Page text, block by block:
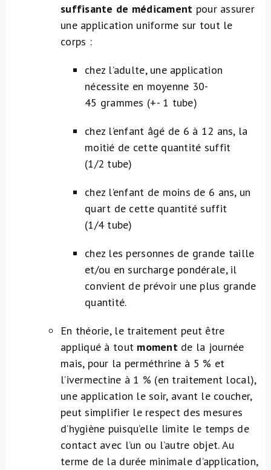
suffisante de médicament pour assurer
une application uniforme sur tout le
corps :
chez l’adulte, une application
nécessite en moyenne 30-
45 grammes (+- 1 tube)
chez l’enfant âgé de 6 à 12 ans, la
moitié de cette quantité suffit
(1/2 tube)
chez l’enfant de moins de 6 ans, un
quart de cette quantité suffit
(1/4 tube)
chez les personnes de grande taille
et/ou en surcharge pondérale, il
convient de prévoir une plus grande
quantité.
En théorie, le traitement peut être
appliqué à tout momentde la journée
mais, pour la perméthrine à 5 % et
l’ivermectine à 1 % (en traitement local),
une application le soir, avant le coucher,
peut simplifier le respect des mesures
d’hygiène puisqu’elle limite le temps de
contact avec l’un ou l’autre objet. Au
terme de la durée minimale d’application,